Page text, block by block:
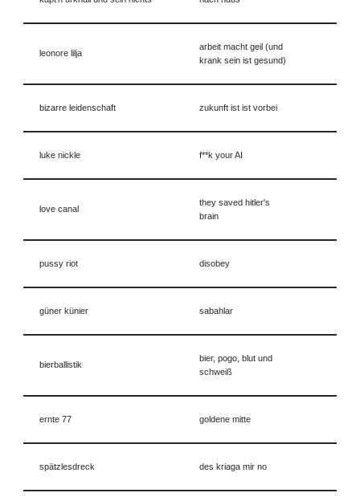
leonore lilja
arbeit macht geil (und
krank sein ist gesund)
bizarre leidenschaft zukunft ist ist vorbei
luke nickle f**k your AI
love canal
they saved hitler's
brain
pussy riot disobey
güner künier sabahlar
bierballistik
bier, pogo, blut und
schweiß
ernte 77 goldene mitte
spätzlesdreck des kriaga mir no